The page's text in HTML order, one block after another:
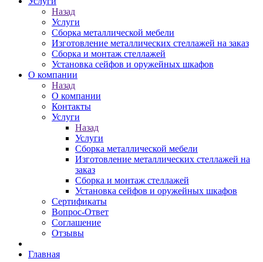
Назад
Услуги
Сборка металлической мебели
Изготовление металлических стеллажей на заказ
Сборка и монтаж стеллажей
Установка сейфов и оружейных шкафов
О компании
Назад
О компании
Контакты
Услуги
Назад
Услуги
Сборка металлической мебели
Изготовление металлических стеллажей на
заказ
Сборка и монтаж стеллажей
Установка сейфов и оружейных шкафов
Сертификаты
Вопрос-Ответ
Соглашение
Отзывы
Главная